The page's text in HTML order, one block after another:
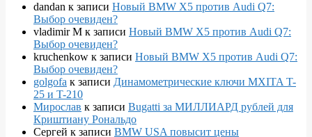
dandan к записи Новый BMW X5 против Audi Q7:
Выбор очевиден?
vladimir M к записи Новый BMW X5 против Audi Q7:
Выбор очевиден?
kruchenkow к записи Новый BMW X5 против Audi Q7:
Выбор очевиден?
golgofa к записи Динамометрические ключи MXITA T-
25 и T-210
Мирослав к записи Bugatti за МИЛЛИАРД рублей для
Криштиану Рональдо
Сергей к записи BMW USA повысит цены